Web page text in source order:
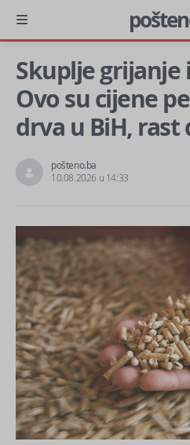
Skuplje grijanje
Ovo su cijene
drva u BiH, rast
pošteno.ba
10.08.2026 u 14:33